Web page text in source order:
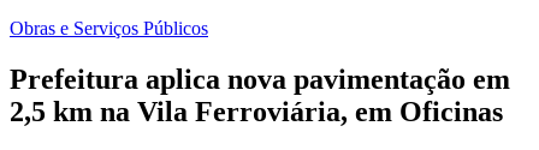
Obras e Serviços Públicos
Prefeitura aplica nova pavimentação em
2,5 km na Vila Ferroviária, em Oficinas